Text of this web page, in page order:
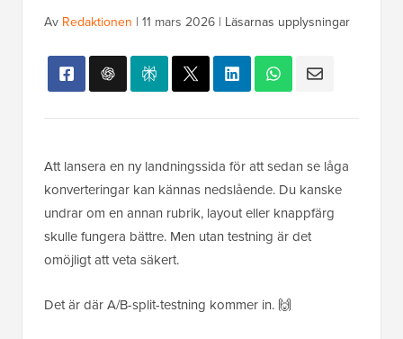
Av Redaktionen | 11 mars 2026 | Läsarnas upplysningar
Att lansera en ny landningssida för att sedan se låga
konverteringar kan kännas nedslående. Du kanske
undrar om en annan rubrik, layout eller knappfärg
skulle fungera bättre. Men utan testning är det
omöjligt att veta säkert.
Det är där A/B-split-testning kommer in. 🙌